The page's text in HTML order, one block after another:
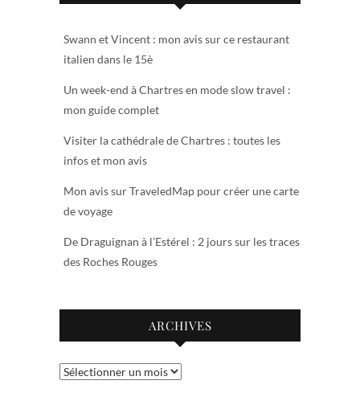
Swann et Vincent : mon avis sur ce restaurant
italien dans le 15è
Un week-end à Chartres en mode slow travel :
mon guide complet
Visiter la cathédrale de Chartres : toutes les
infos et mon avis
Mon avis sur TraveledMap pour créer une carte
de voyage
De Draguignan à l’Estérel : 2 jours sur les traces
des Roches Rouges
ARCHIVES
Archives